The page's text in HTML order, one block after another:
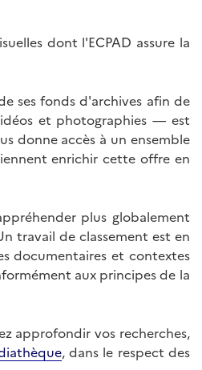
dont l'ECPAD assure la
ses fonds d'archives afin de
et photographies — est
donne accès à un ensemble
enrichir cette offre en
plus globalement
travail de classement est en
documentaires et contextes
aux principes de la
approfondir vos recherches,
, dans le respect des